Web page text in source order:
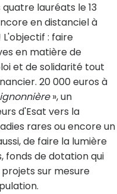
lauréats le 13
en distanciel à
: faire
en matière de
et de solidarité tout
20 000 euros à
», un
d'Esat vers la
rares ou encore un
de faire la lumière
fonds de dotation qui
sur mesure